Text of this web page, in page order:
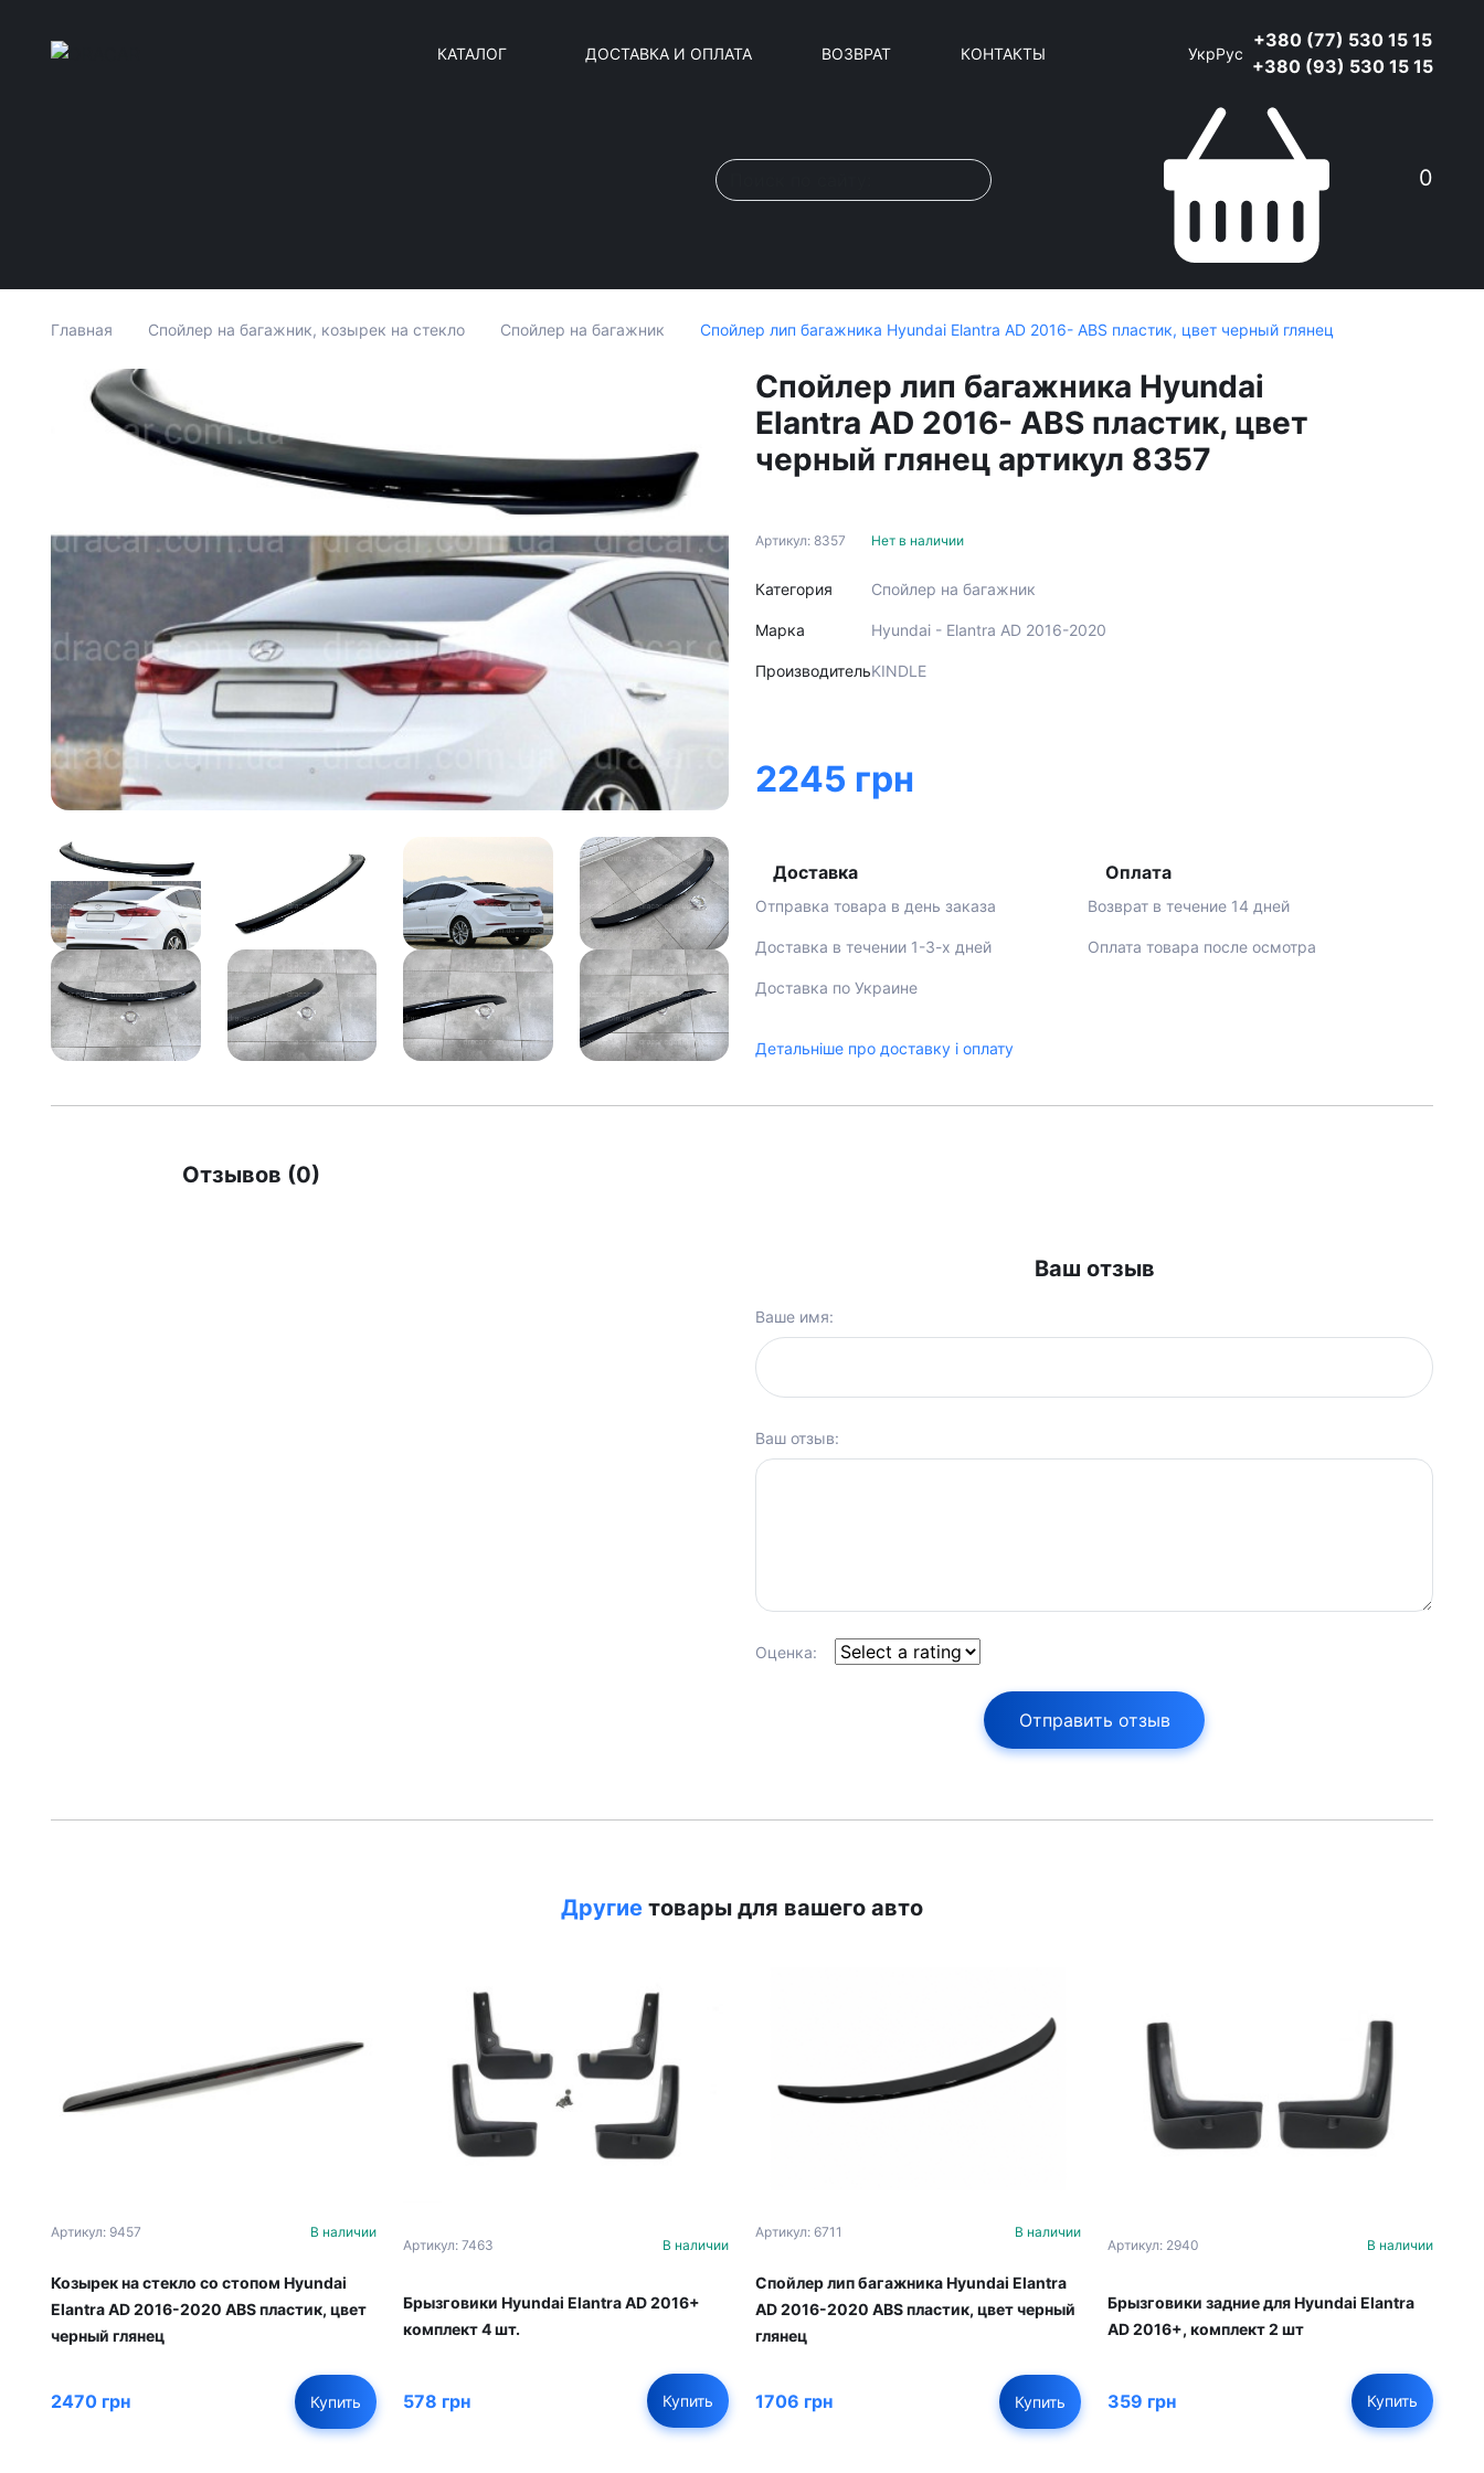
КАТАЛОГ ДОСТАВКА И ОПЛАТА ВОЗВРАТ КОНТАКТЫ УкрРус
+380 (77) 530 15 15
+380 (93) 530 15 15
0
Главная Спойлер на багажник, козырек на стекло Спойлер на багажник Спойлер лип багажника Hyundai Elantra AD 2016- ABS пластик, цвет черный глянец
Спойлер лип багажника Hyundai
Elantra AD 2016- ABS пластик, цвет
черный глянец артикул 8357
Артикул: 8357
Категория
Марка
Производитель
Нет в наличии
Спойлер на багажник
Hyundai - Elantra AD 2016-2020
KINDLE
2245 грн
Доставка
Отправка товара в день заказа
Доставка в течении 1-3-х дней
Доставка по Украине
Оплата
Возврат в течение 14 дней
Оплата товара после осмотра
Детальніше про доставку і оплату
Отзывов (0)
Ваш отзыв
Ваше имя:
Ваш отзыв:
Оценка:
Отправить отзыв
Другие товары для вашего авто
Артикул: 9457 В наличии
Козырек на стекло со стопом Hyundai
Elantra AD 2016-2020 ABS пластик, цвет
черный глянец
2470 грн Купить
Артикул: 7463 В наличии
Брызговики Hyundai Elantra AD 2016+
комплект 4 шт.
578 грн Купить
Артикул: 6711 В наличии
Спойлер лип багажника Hyundai Elantra
AD 2016-2020 ABS пластик, цвет черный
глянец
1706 грн Купить
Артикул: 2940 В наличии
Брызговики задние для Hyundai Elantra
AD 2016+, комплект 2 шт
359 грн Купить